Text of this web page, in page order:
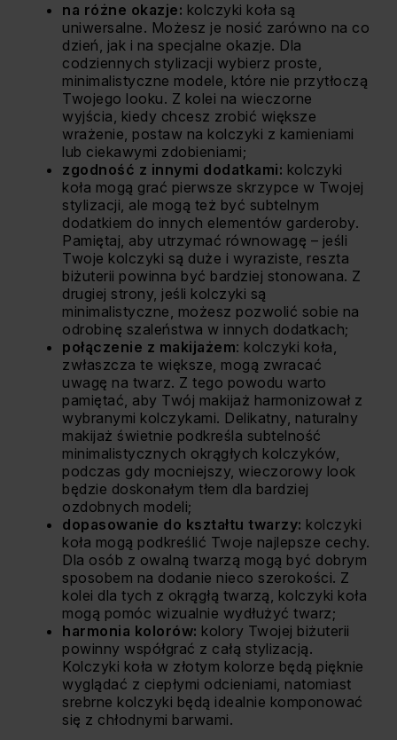
na różne okazje: kolczyki koła są
uniwersalne. Możesz je nosić zarówno na co
dzień, jak i na specjalne okazje. Dla
codziennych stylizacji wybierz proste,
minimalistyczne modele, które nie przytłoczą
Twojego looku. Z kolei na wieczorne
wyjścia, kiedy chcesz zrobić większe
wrażenie, postaw na kolczyki z kamieniami
lub ciekawymi zdobieniami;
zgodność z innymi dodatkami: kolczyki
koła mogą grać pierwsze skrzypce w Twojej
stylizacji, ale mogą też być subtelnym
dodatkiem do innych elementów garderoby.
Pamiętaj, aby utrzymać równowagę – jeśli
Twoje kolczyki są duże i wyraziste, reszta
biżuterii powinna być bardziej stonowana. Z
drugiej strony, jeśli kolczyki są
minimalistyczne, możesz pozwolić sobie na
odrobinę szaleństwa w innych dodatkach;
połączenie z makijażem: kolczyki koła,
zwłaszcza te większe, mogą zwracać
uwagę na twarz. Z tego powodu warto
pamiętać, aby Twój makijaż harmonizował z
wybranymi kolczykami. Delikatny, naturalny
makijaż świetnie podkreśla subtelność
minimalistycznych okrągłych kolczyków,
podczas gdy mocniejszy, wieczorowy look
będzie doskonałym tłem dla bardziej
ozdobnych modeli;
dopasowanie do kształtu twarzy: kolczyki
koła mogą podkreślić Twoje najlepsze cechy.
Dla osób z owalną twarzą mogą być dobrym
sposobem na dodanie nieco szerokości. Z
kolei dla tych z okrągłą twarzą, kolczyki koła
mogą pomóc wizualnie wydłużyć twarz;
harmonia kolorów: kolory Twojej biżuterii
powinny współgrać z całą stylizacją.
Kolczyki koła w złotym kolorze będą pięknie
wyglądać z ciepłymi odcieniami, natomiast
srebrne kolczyki będą idealnie komponować
się z chłodnymi barwami.